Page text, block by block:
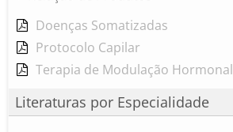
Doenças Somatizadas
Protocolo Capilar
Terapia de Modulação Hormonal
Literaturas por Especialidade